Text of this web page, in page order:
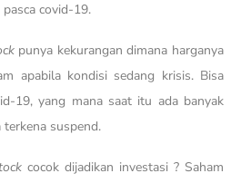
covid-19.
punya kekurangan dimana harganya
apabila kondisi sedang krisis. Bisa
19, yang mana saat itu ada banyak
suspend.
cocok dijadikan investasi ? Saham